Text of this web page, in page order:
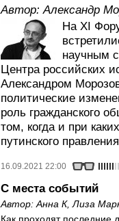
Автор:Александр
На XI
научным
Центра российских
Александром
политические
роль гражданского
том, когда и при
путинского
16.09.2021 22:00
С места событий
Автор: Анна К, Лиза